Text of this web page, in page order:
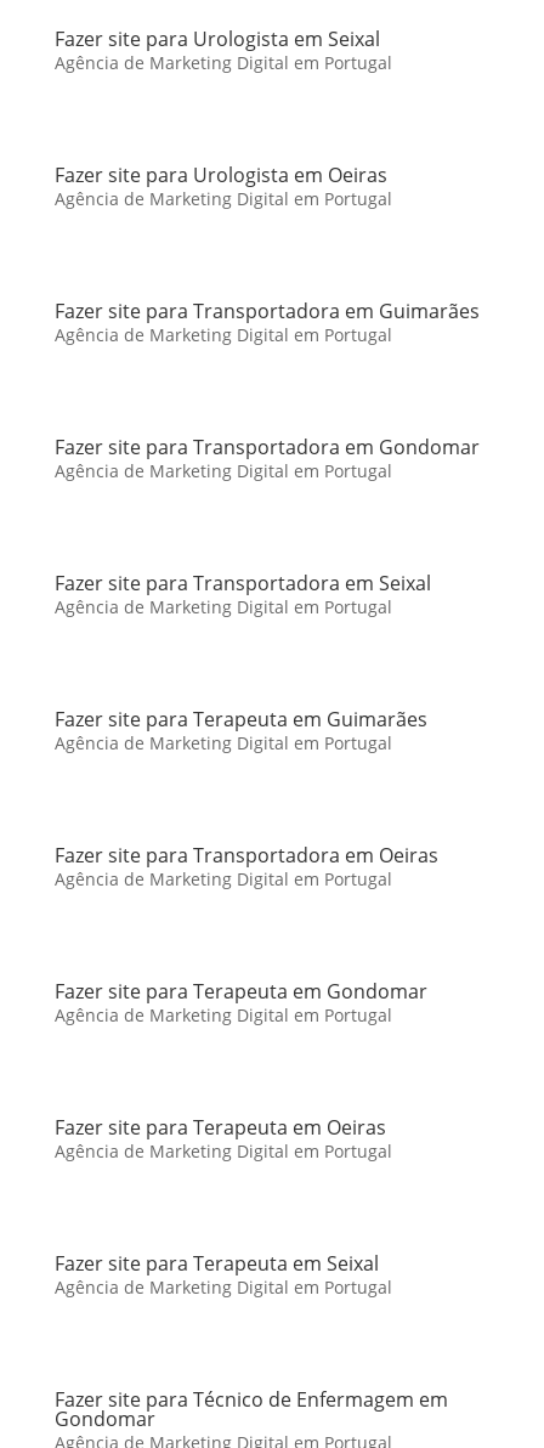
Fazer site para Urologista em Seixal
Agência de Marketing Digital em Portugal
Fazer site para Urologista em Oeiras
Agência de Marketing Digital em Portugal
Fazer site para Transportadora em Guimarães
Agência de Marketing Digital em Portugal
Fazer site para Transportadora em Gondomar
Agência de Marketing Digital em Portugal
Fazer site para Transportadora em Seixal
Agência de Marketing Digital em Portugal
Fazer site para Terapeuta em Guimarães
Agência de Marketing Digital em Portugal
Fazer site para Transportadora em Oeiras
Agência de Marketing Digital em Portugal
Fazer site para Terapeuta em Gondomar
Agência de Marketing Digital em Portugal
Fazer site para Terapeuta em Oeiras
Agência de Marketing Digital em Portugal
Fazer site para Terapeuta em Seixal
Agência de Marketing Digital em Portugal
Fazer site para Técnico de Enfermagem em
Gondomar
Agência de Marketing Digital em Portugal